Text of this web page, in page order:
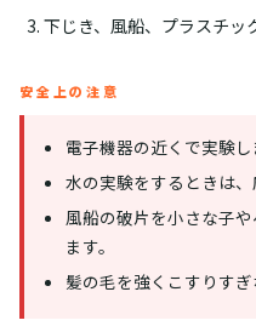
下じき、風船、プラスチッ
安全上の注意
電子機器の近くで実験し
水の実験をするときは、
風船の破片を小さな子
ます。
髪の毛を強くこすりすぎ